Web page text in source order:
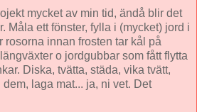
mycket av min tid, ändå blir det
Måla ett fönster, fylla i (mycket) jord i
rosorna innan frosten tar kål på
o jordgubbar som fått flytta
Diska, tvätta, städa, vika tvätt,
laga mat... ja, ni vet. Det